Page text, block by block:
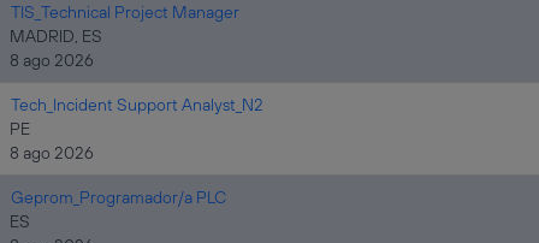
TIS_Technical Project Manager
MADRID, ES
8 ago 2026
Tech_Incident Support Analyst_N2
PE
8 ago 2026
Geprom_Programador/a PLC
ES